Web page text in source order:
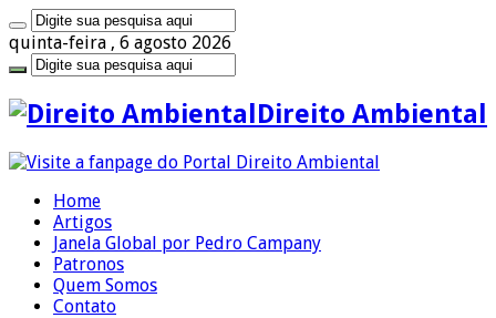
quinta-feira , 6 agosto 2026
Direito Ambiental
Home
Artigos
Janela Global por Pedro Campany
Patronos
Quem Somos
Contato